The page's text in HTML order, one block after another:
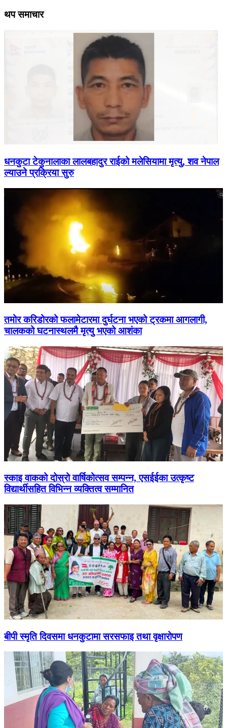
थप समाचार
धनकुटा टेकुनालाका लालबहादुर राईको मलेसियामा मृत्यु, शव नेपाल
ल्याउने प्रक्रिया सुरु
तमोर करिडोरको फलामेटारमा दुर्घटना भएको ट्रकमा आगलागी,
चालकको घटनास्थलमै मृत्यु भएको आशंका
स्काइ वाकको दोस्रो वार्षिकोत्सव सम्पन्न, एसईईका उत्कृष्ट
विद्यार्थीसहित विभिन्न व्यक्तित्व सम्मानित
बीपी स्मृति दिवसमा धनकुटामा सरसफाइ तथा वृक्षारोपण